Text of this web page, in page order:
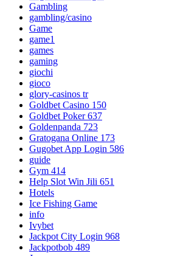
Gambling
gambling/casino
Game
game1
games
gaming
giochi
gioco
glory-casinos tr
Goldbet Casino 150
Goldbet Poker 637
Goldenpanda 723
Gratogana Online 173
Gugobet App Login 586
guide
Gym 414
Help Slot Win Jili 651
Hotels
Ice Fishing Game
info
Ivybet
Jackpot City Login 968
Jackpotbob 489